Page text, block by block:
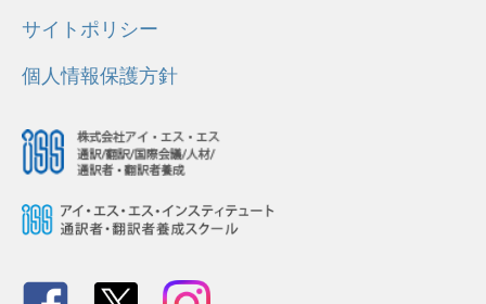
サイトポリシー
個人情報保護方針